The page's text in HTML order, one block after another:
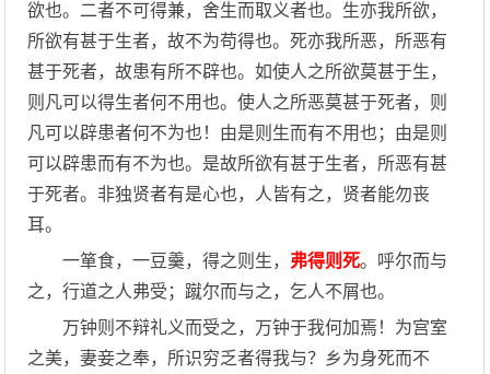
欲也。二者不可得兼，舍生而取义者也。生亦我所欲，
所欲有甚于生者，故不为苟得也。死亦我所恶，所恶有
甚于死者，故患有所不辟也。如使人之所欲莫甚于生，
则凡可以得生者何不用也。使人之所恶莫甚于死者，则
凡可以辟患者何不为也！由是则生而有不用也；由是则
可以辟患而有不为也。是故所欲有甚于生者，所恶有甚
于死者。非独贤者有是心也，人皆有之，贤者能勿丧
耳。
一箪食，一豆羹，得之则生， 弗得则死。呼尔而与
之，行道之人弗受；蹴尔而与之，乞人不屑也。
万钟则不辩礼义而受之，万钟于我何加焉！为宫室
之美，妻妾之奉，所识穷乏者得我与？乡为身死而不